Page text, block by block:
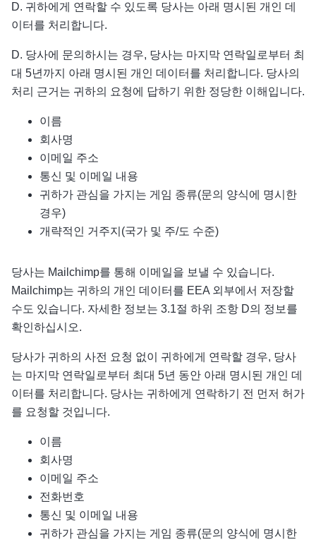
D. 귀하에게 연락할 수 있도록 당사는 아래 명시된 개인 데
이터를 처리합니다.
D. 당사에 문의하시는 경우, 당사는 마지막 연락일로부터 최
대 5년까지 아래 명시된 개인 데이터를 처리합니다. 당사의
처리 근거는 귀하의 요청에 답하기 위한 정당한 이해입니다.
이름
회사명
이메일 주소
통신 및 이메일 내용
귀하가 관심을 가지는 게임 종류(문의 양식에 명시한
경우)
개략적인 거주지(국가 및 주/도 수준)
당사는 Mailchimp를 통해 이메일을 보낼 수 있습니다.
Mailchimp는 귀하의 개인 데이터를 EEA 외부에서 저장할
수도 있습니다. 자세한 정보는 3.1절 하위 조항 D의 정보를
확인하십시오.
당사가 귀하의 사전 요청 없이 귀하에게 연락할 경우, 당사
는 마지막 연락일로부터 최대 5년 동안 아래 명시된 개인 데
이터를 처리합니다. 당사는 귀하에게 연락하기 전 먼저 허가
를 요청할 것입니다.
이름
회사명
이메일 주소
전화번호
통신 및 이메일 내용
귀하가 관심을 가지는 게임 종류(문의 양식에 명시한